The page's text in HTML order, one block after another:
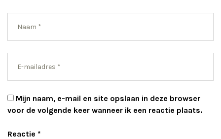
Mijn naam, e-mail en site opslaan in deze browser
voor de volgende keer wanneer ik een reactie plaats.
Reactie *